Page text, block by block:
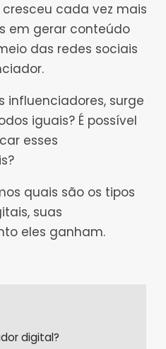
cresceu cada vez mais
em gerar conteúdo
das redes sociais
influenciadores, surge
iguais? É possível
esses
quais são os tipos
suas
eles ganham.
digital?